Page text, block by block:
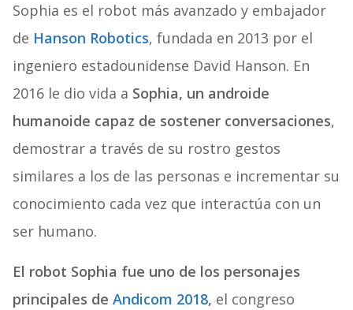
Sophia es el robot más avanzado y embajador
de Hanson Robotics, fundada en 2013 por el
ingeniero estadounidense David Hanson. En
2016 le dio vida a Sophia, un androide
humanoide capaz de sostener conversaciones,
demostrar a través de su rostro gestos
similares a los de las personas e incrementar su
conocimiento cada vez que interactúa con un
ser humano.
El robot Sophia fue uno de los personajes
principales de Andicom 2018, el congreso